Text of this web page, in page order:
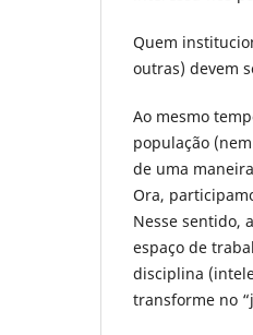
Quem
outras) devem
Ao mesmo
população
de uma
Ora,
Nesse sentido,
espaço de
disciplina
transforme no